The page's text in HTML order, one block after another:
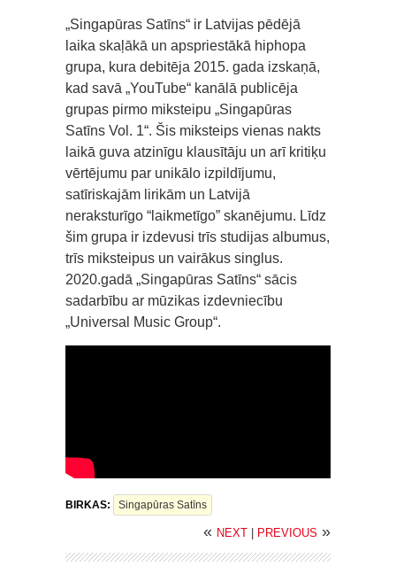
„Singapūras Satīns“ ir Latvijas pēdējā
laika skaļākā un apspriestākā hiphopa
grupa, kura debitēja 2015. gada izskaņā,
kad savā „YouTube“ kanālā publicēja
grupas pirmo miksteipu „Singapūras
Satīns Vol. 1“. Šis miksteips vienas nakts
laikā guva atzinīgu klausītāju un arī kritiķu
vērtējumu par unikālo izpildījumu,
satīriskajām lirikām un Latvijā
neraksturīgo “laikmetīgo” skanējumu. Līdz
šim grupa ir izdevusi trīs studijas albumus,
trīs miksteipus un vairākus singlus.
2020.gadā „Singapūras Satīns“ sācis
sadarbību ar mūzikas izdevniecību
„Universal Music Group“.
BIRKAS: Singapūras Satīns
« NEXT PREVIOUS »